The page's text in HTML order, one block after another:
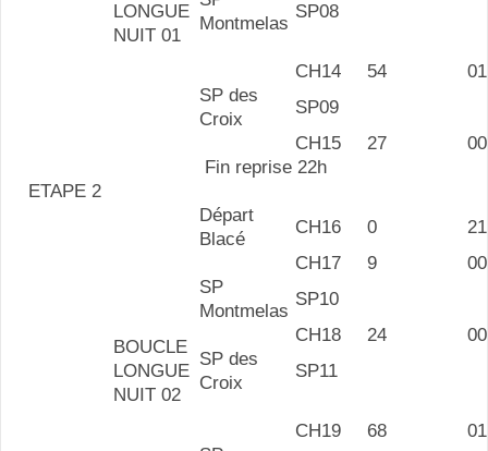
ETAPE 2
LONGUE
NUIT 01
Montmelas
SP08
CH14 54
SP des
Croix
SP09
CH15
27
Fin reprise 22h
BOUCLE
LONGUE
NUIT 02
Départ
Blacé
CH16 0
CH17
9
SP
Montmelas
SP10
CH18
24
SP des
Croix
SP11
CH19 68